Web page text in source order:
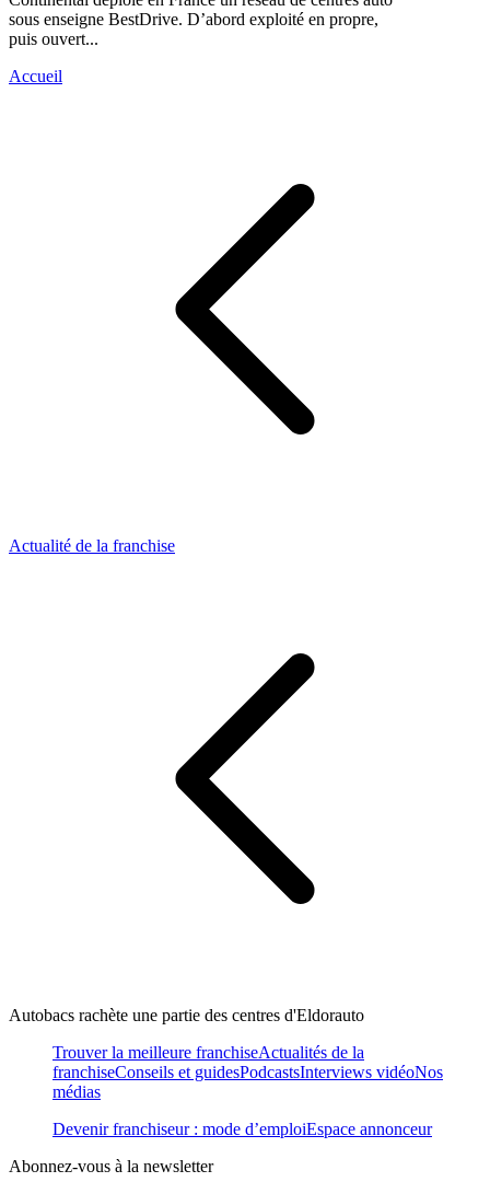
sous enseigne BestDrive. D’abord exploité en propre,
puis ouvert...
Accueil
Actualité de la franchise
Autobacs rachète une partie des centres d'Eldorauto
Trouver la meilleure franchiseActualités de la
franchiseConseils et guidesPodcastsInterviews vidéoNos
médias
Devenir franchiseur : mode d’emploiEspace annonceur
Abonnez-vous à la newsletter